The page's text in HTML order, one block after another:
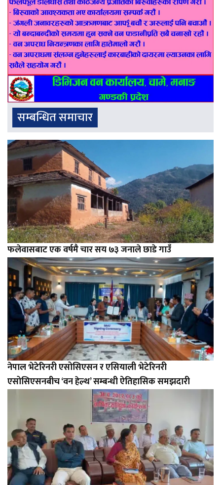
सम्बन्धित समाचार
फलेवासबाट एक वर्षमै चार सय ७३ जनाले छाडे गाउँ
नेपाल भेटेरिनरी एसोसिएसन र एसियाली भेटेरिनरी
एसोसिएसनबीच ‘वन हेल्थ’ सम्बन्धी ऐतिहासिक समझदारी